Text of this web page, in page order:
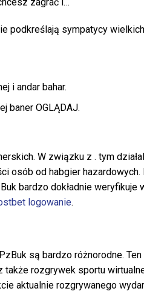
podkreślają sympatycy
i andar bahar.
baner OGLĄDAJ.
W związku z . tym
osób od habgier hazardowych.
bardzo dokładnie weryfikuje
logowanie.
są bardzo różnorodne.
także rozgrywek sportu
aktualnie rozgrywanego